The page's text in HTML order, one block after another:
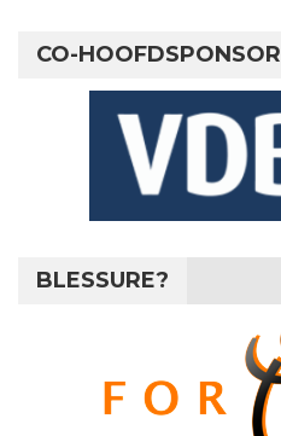
CO-HOOFDSPONSOR
BLESSURE?